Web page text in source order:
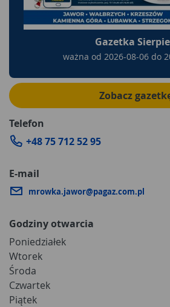
Gazetka
ważna od 2026-08-06do
Zobacz
Telefon
+48 75 712 52 95
E-mail
mrowka.jawor@pagaz.com.pl
Godziny otwarcia
Poniedziałek
Wtorek
Środa
Czwartek
Piątek